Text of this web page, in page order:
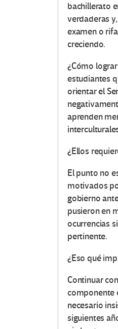
bachillerato
verdaderas
examen o
creciendo.
¿Cómo
estudiantes
orientar el
aprenden
¿Ellos
El punto no
motivados
gobierno
pusieron en
ocurrencias
pertinente.
¿Eso qué
Continuar
componente
necesario
siguientes